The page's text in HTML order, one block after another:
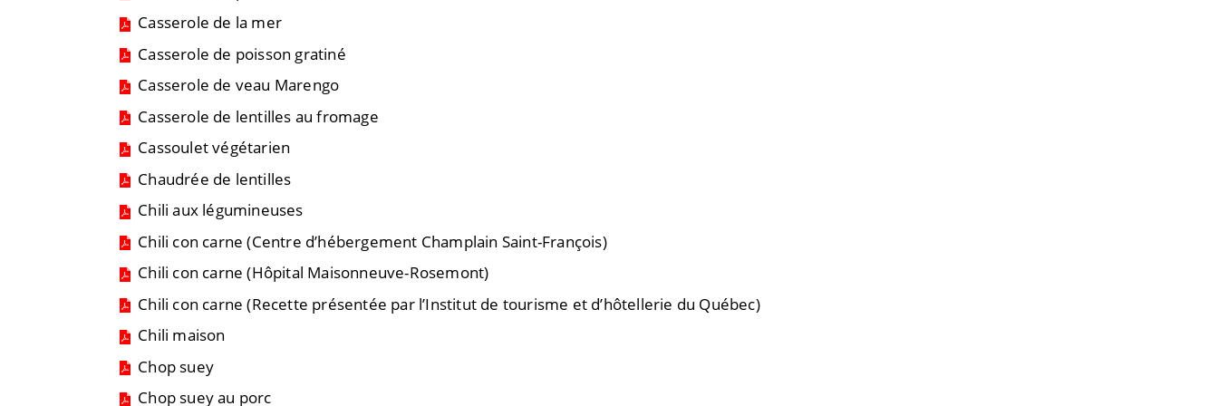
Casserole de la mer
Casserole de poisson gratiné
Casserole de veau Marengo
Casserole de lentilles au fromage
Cassoulet végétarien
Chaudrée de lentilles
Chili aux légumineuses
Chili con carne (Centre d’hébergement Champlain Saint-François)
Chili con carne (Hôpital Maisonneuve-Rosemont)
Chili con carne (Recette présentée par l’Institut de tourisme et d’hôtellerie du Québec)
Chili maison
Chop suey
Chop suey au porc